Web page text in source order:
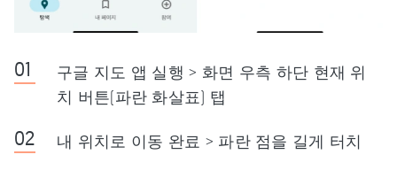
구글 지도 앱 실행 > 화면 우측 하단 현재 위
치 버튼(파란 화살표) 탭
내 위치로 이동 완료 > 파란 점을 길게 터치